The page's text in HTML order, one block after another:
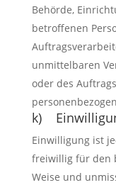
Behörde,
betroffenen
unmittelbaren
oder des
k)
Einwilligung ist
freiwillig für den
Weise und